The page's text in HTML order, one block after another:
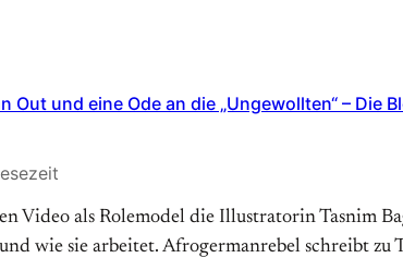
Out und eine Ode an die „Ungewollten“ – Die
Video als Rolemodel die Illustratorin Tasnim
wie sie arbeitet. Afrogermanrebel schreibt